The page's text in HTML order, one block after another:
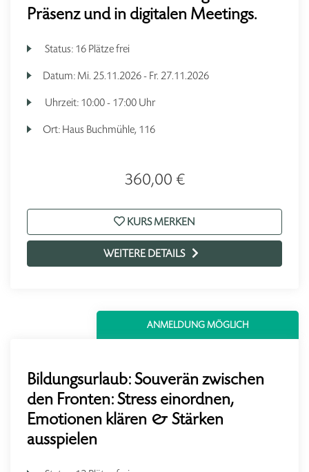
Präsenz und in digitalen Meetings.
Status: 16 Plätze frei
Datum: Mi. 25.11.2026 - Fr. 27.11.2026
Uhrzeit: 10:00 - 17:00 Uhr
Ort: Haus Buchmühle, 116
360,00 €
KURS MERKEN
WEITERE DETAILS
ANMELDUNG MÖGLICH
Bildungsurlaub: Souverän zwischen
den Fronten: Stress einordnen,
Emotionen klären & Stärken
ausspielen